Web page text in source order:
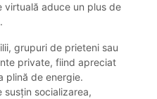
virtuală aduce un plus de
grupuri de prieteni sau
private, fiind apreciat
plină de energie.
socializarea,